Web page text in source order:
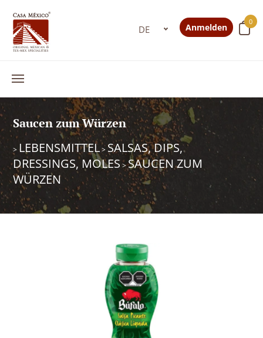
0
Anmelden
Saucen zum Würzen
> LEBENSMITTEL> SALSAS, DIPS,
DRESSINGS, MOLES >SAUCEN ZUM
WÜRZEN